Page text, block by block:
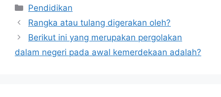
Kategori
Pendidikan
Rangka atau tulang digerakan oleh?
Berikut ini yang merupakan pergolakan
dalam negeri pada awal kemerdekaan adalah?